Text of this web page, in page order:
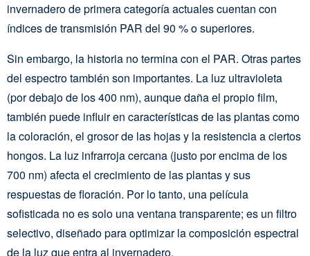
invernadero de primera categoría actuales cuentan con
índices de transmisión PAR del 90 % o superiores.
Sin embargo, la historia no termina con el PAR. Otras partes
del espectro también son importantes. La luz ultravioleta
(por debajo de los 400 nm), aunque daña el propio film,
también puede influir en características de las plantas como
la coloración, el grosor de las hojas y la resistencia a ciertos
hongos. La luz infrarroja cercana (justo por encima de los
700 nm) afecta el crecimiento de las plantas y sus
respuestas de floración. Por lo tanto, una película
sofisticada no es solo una ventana transparente; es un filtro
selectivo, diseñado para optimizar la composición espectral
de la luz que entra al invernadero.